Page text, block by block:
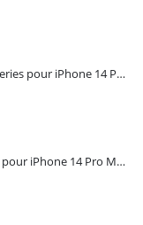
Coque antichoc Guardian Series pour iPhone 14 Pro Max - TORRAS
Coque Magnétique Ostand pour iPhone 14 Pro Max - Violet Foncé - TORRAS